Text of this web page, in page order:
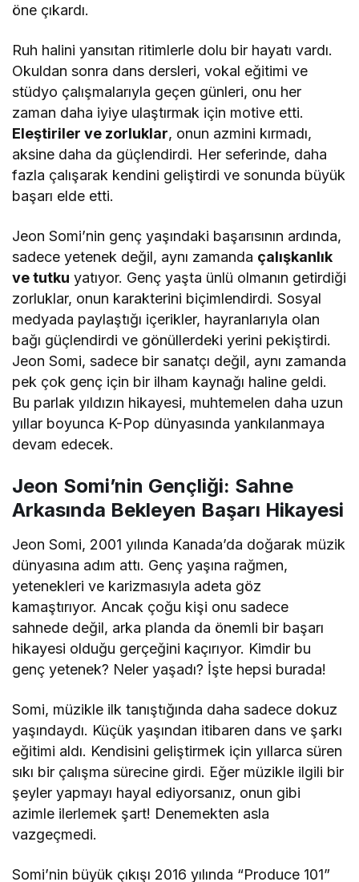
öne çıkardı.
Ruh halini yansıtan ritimlerle dolu bir hayatı vardı.
Okuldan sonra dans dersleri, vokal eğitimi ve
stüdyo çalışmalarıyla geçen günleri, onu her
zaman daha iyiye ulaştırmak için motive etti.
Eleştiriler ve zorluklar, onun azmini kırmadı,
aksine daha da güçlendirdi. Her seferinde, daha
fazla çalışarak kendini geliştirdi ve sonunda büyük
başarı elde etti.
Jeon Somi’nin genç yaşındaki başarısının ardında,
sadece yetenek değil, aynı zamanda çalışkanlık
ve tutku yatıyor. Genç yaşta ünlü olmanın getirdiği
zorluklar, onun karakterini biçimlendirdi. Sosyal
medyada paylaştığı içerikler, hayranlarıyla olan
bağı güçlendirdi ve gönüllerdeki yerini pekiştirdi.
Jeon Somi, sadece bir sanatçı değil, aynı zamanda
pek çok genç için bir ilham kaynağı haline geldi.
Bu parlak yıldızın hikayesi, muhtemelen daha uzun
yıllar boyunca K-Pop dünyasında yankılanmaya
devam edecek.
Jeon Somi’nin Gençliği: Sahne
Arkasında Bekleyen Başarı Hikayesi
Jeon Somi, 2001 yılında Kanada’da doğarak müzik
dünyasına adım attı. Genç yaşına rağmen,
yetenekleri ve karizmasıyla adeta göz
kamaştırıyor. Ancak çoğu kişi onu sadece
sahnede değil, arka planda da önemli bir başarı
hikayesi olduğu gerçeğini kaçırıyor. Kimdir bu
genç yetenek? Neler yaşadı? İşte hepsi burada!
Somi, müzikle ilk tanıştığında daha sadece dokuz
yaşındaydı. Küçük yaşından itibaren dans ve şarkı
eğitimi aldı. Kendisini geliştirmek için yıllarca süren
sıkı bir çalışma sürecine girdi. Eğer müzikle ilgili bir
şeyler yapmayı hayal ediyorsanız, onun gibi
azimle ilerlemek şart! Denemekten asla
vazgeçmedi.
Somi’nin büyük çıkışı 2016 yılında “Produce 101”